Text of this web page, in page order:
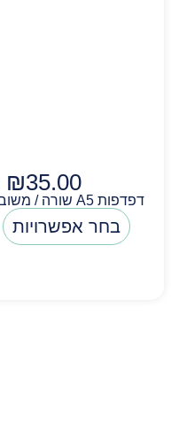
₪35.00
דפדפות A5 שורה / משובץ 40 דף (10יח' בחבילה)
בחר אפשרויות